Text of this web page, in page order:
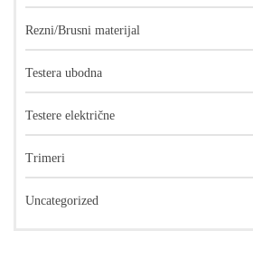
Rezni/Brusni materijal
Testera ubodna
Testere električne
Trimeri
Uncategorized